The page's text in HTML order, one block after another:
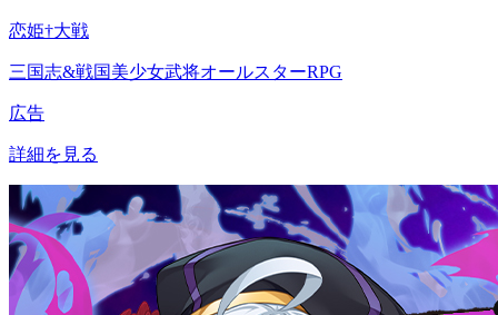
恋姫†大戦
三国志&戦国美少女武将オールスターRPG
広告
詳細を見る